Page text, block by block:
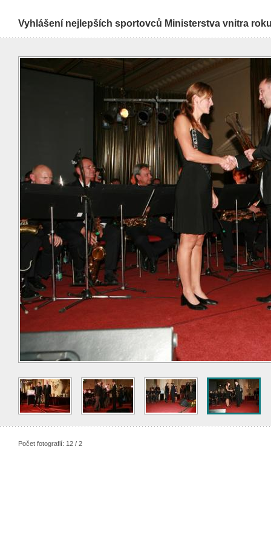
Vyhlášení nejlepších sportovců Ministerstva vnitra
Počet fotografií: 12 / 2